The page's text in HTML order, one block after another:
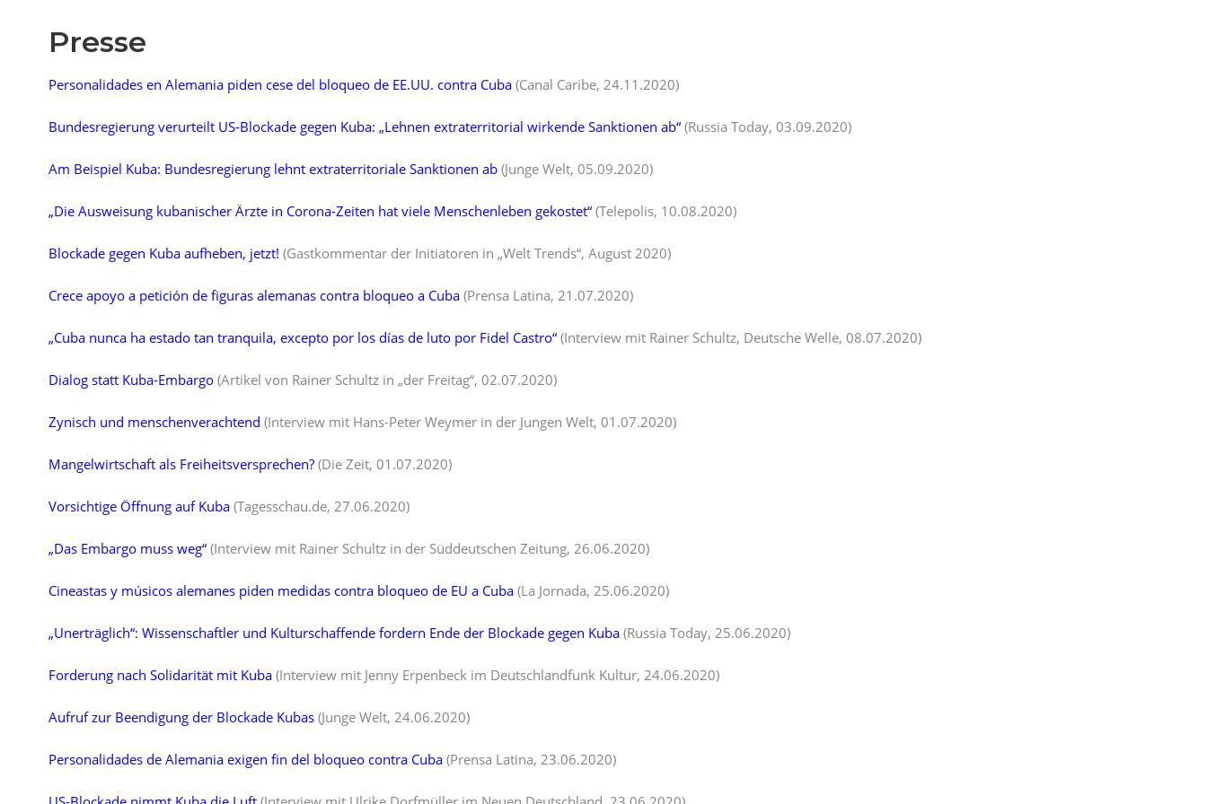
Presse
Personalidades en Alemania piden cese del bloqueo de EE.UU. contra Cuba(Canal Caribe, 24.11.2020)
Bundesregierung verurteilt US-Blockade gegen Kuba: „Lehnen extraterritorial wirkende Sanktionen ab“(Russia Today, 03.09.2020)
Am Beispiel Kuba: Bundesregierung lehnt extraterritoriale Sanktionen ab(Junge Welt, 05.09.2020)
„Die Ausweisung kubanischer Ärzte in Corona-Zeiten hat viele Menschenleben gekostet“(Telepolis, 10.08.2020)
Blockade gegen Kuba aufheben, jetzt! (Gastkommentar der Initiatoren in „Welt Trends“, August 2020)
Crece apoyo a petición de figuras alemanas contra bloqueo a Cuba(Prensa Latina, 21.07.2020)
„Cuba nunca ha estado tan tranquila, excepto por los días de luto por Fidel Castro“(Interview mit Rainer Schultz, Deutsche Welle, 08.07.2020)
Dialog statt Kuba-Embargo(Artikel von Rainer Schultz in „der Freitag“, 02.07.2020)
Zynisch und menschenverachtend (Interview mit Hans-Peter Weymer in der Jungen Welt, 01.07.2020)
Mangelwirtschaft als Freiheitsversprechen?(Die Zeit, 01.07.2020)
Vorsichtige Öffnung auf Kuba(Tagesschau.de, 27.06.2020)
„Das Embargo muss weg“(Interview mit Rainer Schultz in der Süddeutschen Zeitung, 26.06.2020)
Cineastas y músicos alemanes piden medidas contra bloqueo de EU a Cuba(La Jornada, 25.06.2020)
„Unerträglich“: Wissenschaftler und Kulturschaffende fordern Ende der Blockade gegen Kuba(Russia Today, 25.06.2020)
Forderung nach Solidarität mit Kuba(Interview mit Jenny Erpenbeck im Deutschlandfunk Kultur, 24.06.2020)
Aufruf zur Beendigung der Blockade Kubas(Junge Welt, 24.06.2020)
Personalidades de Alemania exigen fin del bloqueo contra Cuba(Prensa Latina, 23.06.2020)